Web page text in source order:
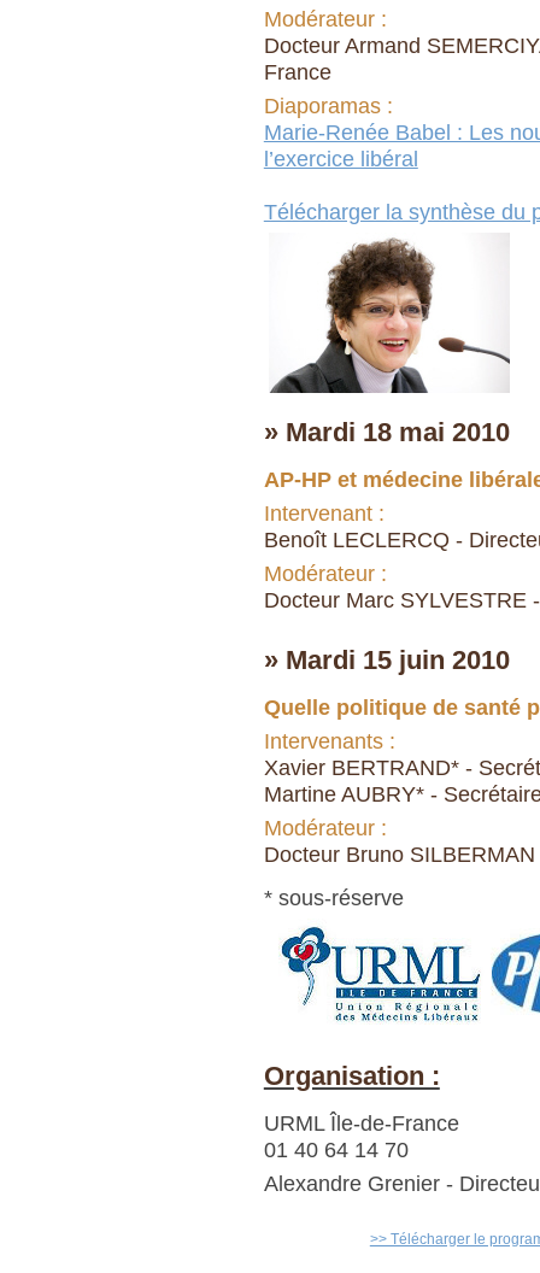
Modérateur :
Docteur Armand
France
Diaporamas :
Marie-Renée Babel : Les
l’exercice libéral
Télécharger la synthèse du
» Mardi 18 mai 2010
AP-HP et médecine
Intervenant :
Benoît LECLERCQ -
Modérateur :
Docteur Marc SYLVESTRE
» Mardi 15 juin 2010
Quelle politique de santé
Intervenants :
Xavier BERTRAND* -
Martine AUBRY* -
Modérateur :
Docteur Bruno
* sous-réserve
Organisation :
URML Île-de-France
01 40 64 14 70
Alexandre Grenier -
>> Télécharger le